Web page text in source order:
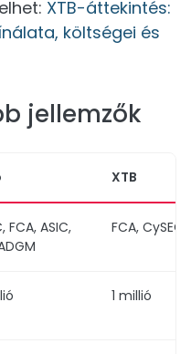
XTB-áttekintés:
költségei és
jellemzők
XTB
FCA, ASIC,
FCA, CySEC,
1 millió